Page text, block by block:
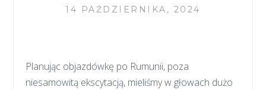
14 PAŹDZIERNIKA, 2024
Planując objazdówkę po Rumunii, poza
niesamowitą ekscytacją, mieliśmy w głowach dużo